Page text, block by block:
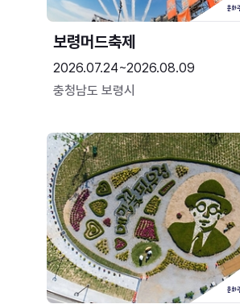
보령머드축제
2026.07.24~2026.08.09
충청남도 보령시